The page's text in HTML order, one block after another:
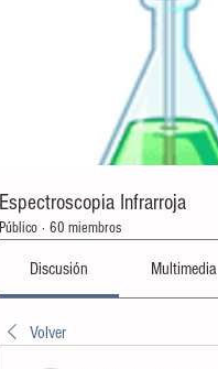
Espectroscopia Infrarroja
Público · 60 miembros
Discusión Multimedia
Volver